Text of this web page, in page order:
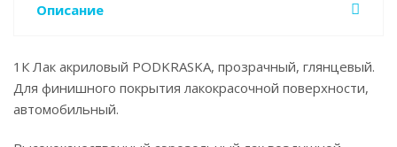
Описание
1К Лак акриловый PODKRASKA, прозрачный, глянцевый.
Для финишного покрытия лакокрасочной поверхности,
автомобильный.